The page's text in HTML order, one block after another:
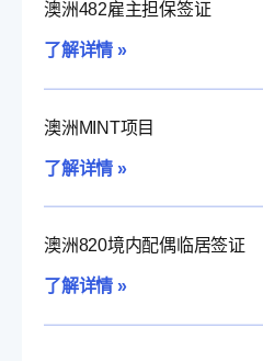
澳洲482雇主担保签证
了解详情 »
澳洲MINT项目
了解详情 »
澳洲820境内配偶临居签证
了解详情 »